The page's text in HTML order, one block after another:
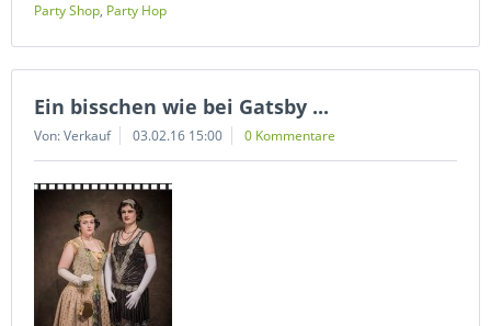
Party Shop, Party Hop
Ein bisschen wie bei Gatsby ...
Von: Verkauf 03.02.16 15:00 0 Kommentare